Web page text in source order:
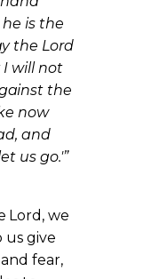
is the
the Lord
will not
the
now
and
us go.'”
Lord, we
us give
fear,